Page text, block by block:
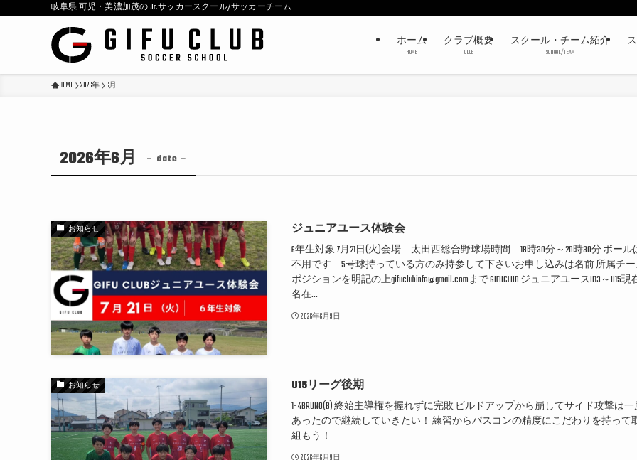
岐阜県 可児・美濃加茂の Jr.サッカースクール/サッカーチーム
ホーム
HOME
クラブ概要
CLUB
スクール・チーム紹介
SCHOOL/TEAM
HOME 2026年 6月
2026年6月 – date –
お知らせ ジュニアユース体験会
6年生対象 7月21日(火)会場 太田西総合野球場時間 18時30分～20時30分 ボール
不用です 5号球持っている方のみ持参して下さいお申し込みは名前 所属チ
ポジションを明記の上gifuclubinfo@gmail.comまで GIFUCLUB ジュニアユースU13～U15現
名在...
2026年6月9日
お知らせ U15リーグ後期
1-4BRUNO(B) 終始主導権を握れずに完敗 ビルドアップから崩してサイド攻撃は一
あったので継続していきたい！ 練習からパスコンの精度にこだわりを持って
組もう！